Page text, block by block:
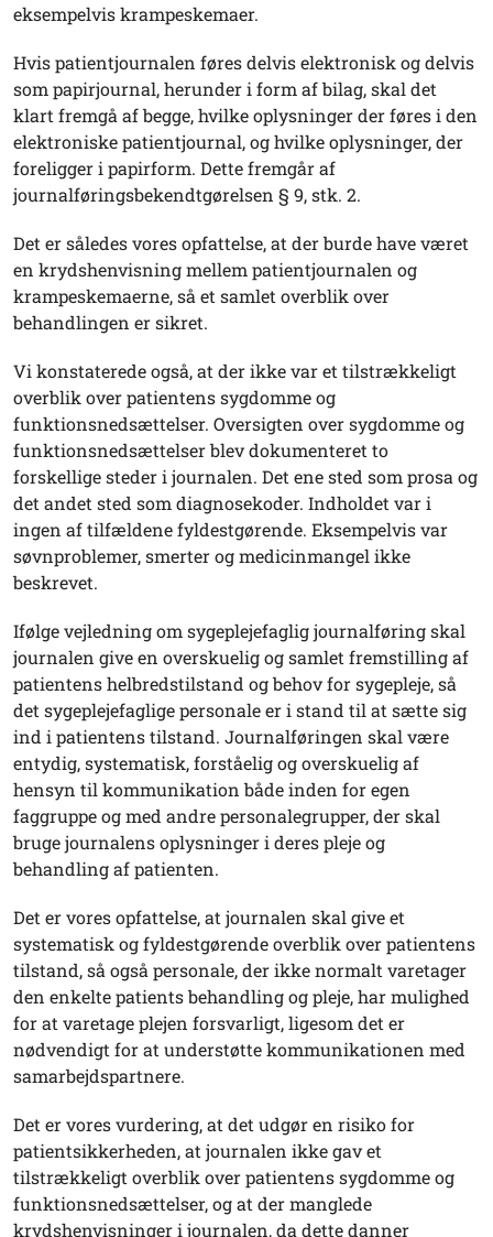
eksempelvis krampeskemaer.
Hvis patientjournalen føres delvis elektronisk og delvis
som papirjournal, herunder i form af bilag, skal det
klart fremgå af begge, hvilke oplysninger der føres i den
elektroniske patientjournal, og hvilke oplysninger, der
foreligger i papirform. Dette fremgår af
journalføringsbekendtgørelsen § 9, stk. 2.
Det er således vores opfattelse, at der burde have været
en krydshenvisning mellem patientjournalen og
krampeskemaerne, så et samlet overblik over
behandlingen er sikret.
Vi konstaterede også, at der ikke var et tilstrækkeligt
overblik over patientens sygdomme og
funktionsnedsættelser. Oversigten over sygdomme og
funktionsnedsættelser blev dokumenteret to
forskellige steder i journalen. Det ene sted som prosa og
det andet sted som diagnosekoder. Indholdet var i
ingen af tilfældene fyldestgørende. Eksempelvis var
søvnproblemer, smerter og medicinmangel ikke
beskrevet.
Ifølge vejledning om sygeplejefaglig journalføring skal
journalen give en overskuelig og samlet fremstilling af
patientens helbredstilstand og behov for sygepleje, så
det sygeplejefaglige personale er i stand til at sætte sig
ind i patientens tilstand. Journalføringen skal være
entydig, systematisk, forståelig og overskuelig af
hensyn til kommunikation både inden for egen
faggruppe og med andre personalegrupper, der skal
bruge journalens oplysninger i deres pleje og
behandling af patienten.
Det er vores opfattelse, at journalen skal give et
systematisk og fyldestgørende overblik over patientens
tilstand, så også personale, der ikke normalt varetager
den enkelte patients behandling og pleje, har mulighed
for at varetage plejen forsvarligt, ligesom det er
nødvendigt for at understøtte kommunikationen med
samarbejdspartnere.
Det er vores vurdering, at det udgør en risiko for
patientsikkerheden, at journalen ikke gav et
tilstrækkeligt overblik over patientens sygdomme og
funktionsnedsættelser, og at der manglede
krydshenvisninger i journalen, da dette danner